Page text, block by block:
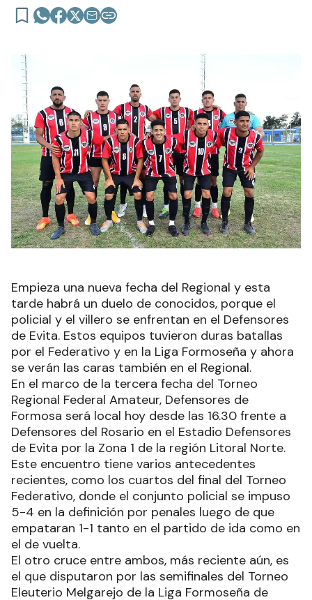
Empieza una nueva fecha del Regional y esta
tarde habrá un duelo de conocidos, porque el
policial y el villero se enfrentan en el Defensores
de Evita. Estos equipos tuvieron duras batallas
por el Federativo y en la Liga Formoseña y ahora
se verán las caras también en el Regional.
En el marco de la tercera fecha del Torneo
Regional Federal Amateur, Defensores de
Formosa será local hoy desde las 16.30 frente a
Defensores del Rosario en el Estadio Defensores
de Evita por la Zona 1 de la región Litoral Norte.
Este encuentro tiene varios antecedentes
recientes, como los cuartos del final del Torneo
Federativo, donde el conjunto policial se impuso
5-4 en la definición por penales luego de que
empataran 1-1 tanto en el partido de ida como en
el de vuelta.
El otro cruce entre ambos, más reciente aún, es
el que disputaron por las semifinales del Torneo
Eleuterio Melgarejo de la Liga Formoseña de